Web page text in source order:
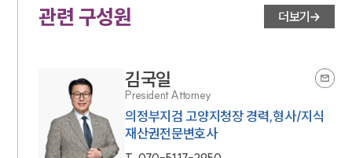
관련 구성원 더보기
김국일
President Attorney
의정부지검 고양지청장 경력,형사/지식
재산권전문변호사